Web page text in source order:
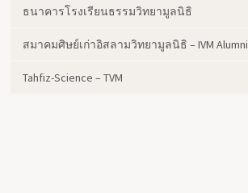
ธนาคารโรงเรียนธรรมวิทยามูลนิธิ
สมาคมศิษย์เก่าอิสลามวิทยามูลนิธิ – IVM Alumni
Tahfiz-Science – TVM